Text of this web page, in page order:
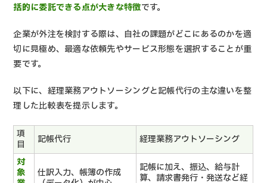
括的に委託できる点が大きな特徴です。
企業が外注を検討する際は、自社の課題がどこにあるのかを適
切に見極め、最適な依頼先やサービス形態を選択することが重
要です。
以下に、経理業務アウトソーシングと記帳代行の主な違いを整
理した比較表を提示します。
項
目
記帳代行
経理業務アウトソーシング
対
象
仕訳入力、帳簿の作成
記帳に加え、振込、給与計
算、請求書発行・発送など経